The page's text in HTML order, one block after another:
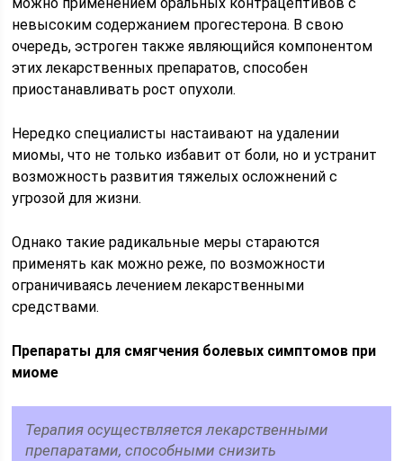
невысоким содержанием прогестерона. В свою
очередь, эстроген также являющийся компонентом
этих лекарственных препаратов, способен
приостанавливать рост опухоли.
Нередко специалисты настаивают на удалении
миомы, что не только избавит от боли, но и устранит
возможность развития тяжелых осложнений с
угрозой для жизни.
Однако такие радикальные меры стараются
применять как можно реже, по возможности
ограничиваясь лечением лекарственными
средствами.
Препараты для смягчения болевых симптомов при
миоме
Терапия осуществляется лекарственными
препаратами, способными снизить